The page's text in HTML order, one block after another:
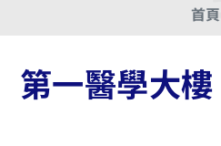
首頁
第一醫學大樓